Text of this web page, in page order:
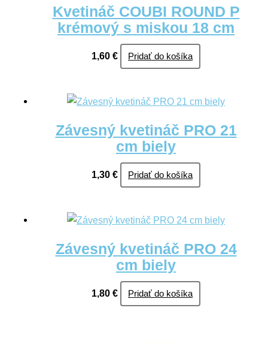
Kvetináč COUBI ROUND P
krémový s miskou 18 cm
1,60 € Pridať do košíka
Závesný kvetináč PRO 21
cm biely
1,30 € Pridať do košíka
Závesný kvetináč PRO 24
cm biely
1,80 € Pridať do košíka